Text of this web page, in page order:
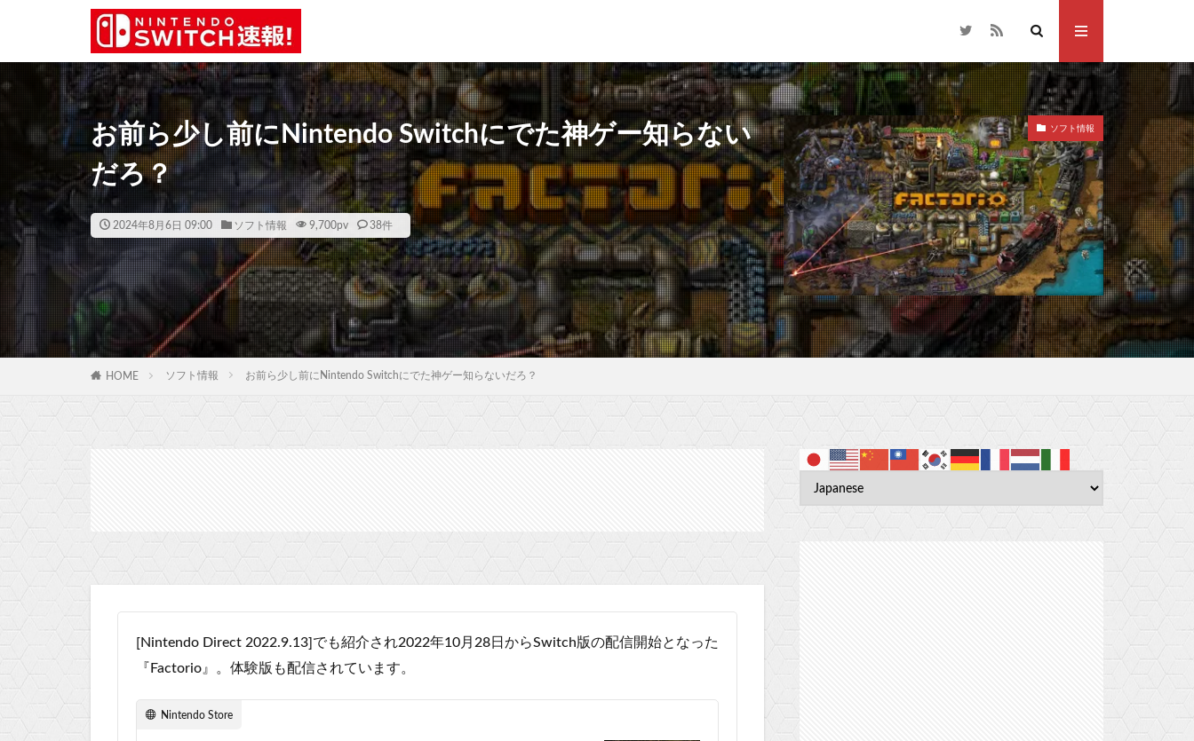
お前ら少し前にNintendo Switchにでた神ゲー知らない
だろ？
2024年8月6日 09:00 ソフト情報 9,700pv 38件
ソフト情報
HOME ソフト情報 お前ら少し前にNintendo Switchにでた神ゲー知らないだろ？
[Nintendo Direct 2022.9.13]でも紹介され2022年10月28日からSwitch版の配信開始となった
『Factorio』。体験版も配信されています。
Nintendo Store